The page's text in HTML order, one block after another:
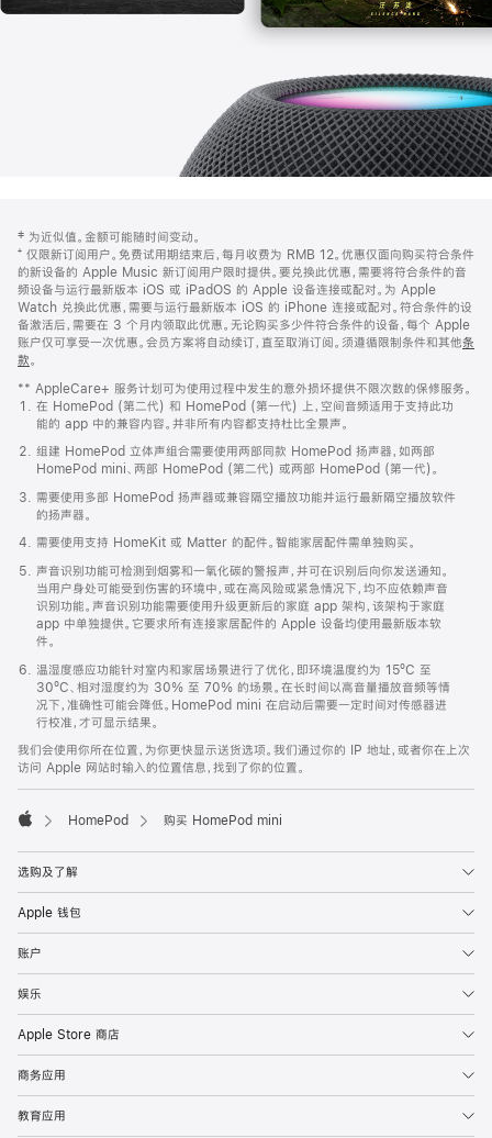
页
页
脚
注
‡ 为近似值。金额可能随时间变动。
⁺ 仅限新订阅用户。免费试用期结束后，每月收费为 RMB 12。优惠仅面向购买符合条件
的新设备的 Apple Music 新订阅用户限时提供。要兑换此优惠，需要将符合条件的音
频设备与运行最新版本 iOS 或 iPadOS 的 Apple 设备连接或配对。为 Apple
Watch 兑换此优惠，需要与运行最新版本 iOS 的 iPhone 连接或配对。符合条件的设
备激活后，需要在 3 个月内领取此优惠。无论购买多少件符合条件的设备，每个 Apple
账户仅可享受一次优惠。会员方案将自动续订，直至取消订阅。须遵循限制条件和其他条
款。
窗
口
中
打
开)
** AppleCare+ 服务计划可为使用过程中发生的意外损坏提供不限次数的保修服务。
在 HomePod (第二代) 和 HomePod (第一代) 上，空间音频适用于支持此功
能的 app 中的兼容内容。并非所有内容都支持杜比全景声。
组建 HomePod 立体声组合需要使用两部同款 HomePod 扬声器，如两部
HomePod mini、两部 HomePod (第二代) 或两部 HomePod (第一代)。
需要使用多部 HomePod 扬声器或兼容隔空播放功能并运行最新隔空播放软件
的扬声器。
需要使用支持 HomeKit 或 Matter 的配件。智能家居配件需单独购买。
声音识别功能可检测到烟雾和一氧化碳的警报声，并可在识别后向你发送通知。
当用户身处可能受到伤害的环境中，或在高风险或紧急情况下，均不应依赖声音
识别功能。声音识别功能需要使用升级更新后的家庭 app 架构，该架构于家庭
app 中单独提供。它要求所有连接家居配件的 Apple 设备均使用最新版本软
件。
温湿度感应功能针对室内和家居场景进行了优化，即环境温度约为 15ºC 至
30ºC、相对湿度约为 30% 至 70% 的场景。在长时间以高音量播放音频等情
况下，准确性可能会降低。HomePod mini 在启动后需要一定时间对传感器进
行校准，才可显示结果。
我们会使用你所在位置，为你更快显示送货选项。我们通过你的 IP 地址，或者你在上次
访问 Apple 网站时输入的位置信息，找到了你的位置。
HomePod 购买 HomePod mini
选购及了解
Apple 钱包
账户
娱乐
Apple Store 商店
商务应用
教育应用